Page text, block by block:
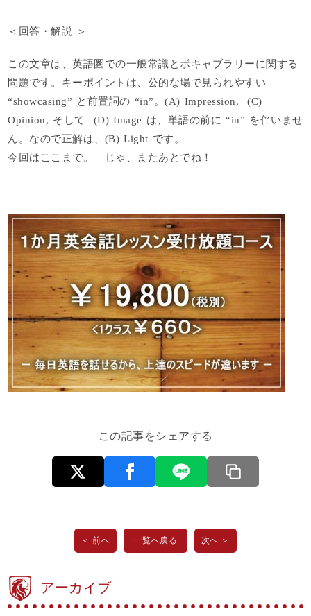
＜回答・解説 ＞
この文章は、英語圏での一般常識とボキャブラリーに関する
問題です。キーポイントは、公的な場で見られやすい
“showcasing” と前置詞の “in”。(A) Impression, (C)
Opinion, そして (D) Image は、単語の前に “in” を伴いませ
ん。 なので正解は、 (B) Light です。
今回はここまで。 じゃ、またあとでね！
この記事をシェアする
＜ 前へ 一覧へ戻る 次へ ＞
アーカイブ